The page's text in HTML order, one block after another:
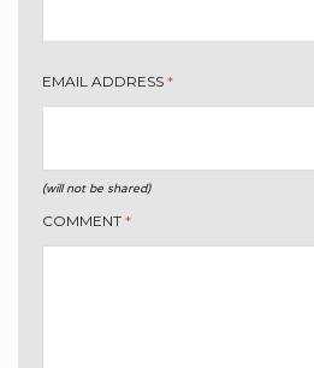
EMAIL ADDRESS *
(will not be shared)
COMMENT *